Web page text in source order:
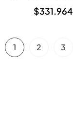
$331.964
1 2 3